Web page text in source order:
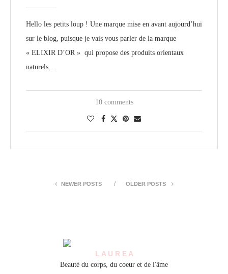
Hello les petits loup ! Une marque mise en avant aujourd’hui
sur le blog, puisque je vais vous parler de la marque
« ELIXIR D’OR » qui propose des produits orientaux
naturels …
10 comments
NEWER POSTS OLDER POSTS
L A U R E A
Beauté du corps, du coeur et de l'âme